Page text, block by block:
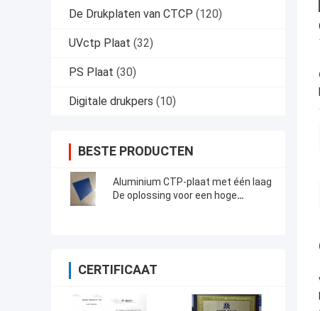
De Drukplaten van CTCP (120)
UVctp Plaat (32)
PS Plaat (30)
Digitale drukpers (10)
BESTE PRODUCTEN
Aluminium CTP-plaat met één laag
De oplossing voor een hoge
CERTIFICAAT